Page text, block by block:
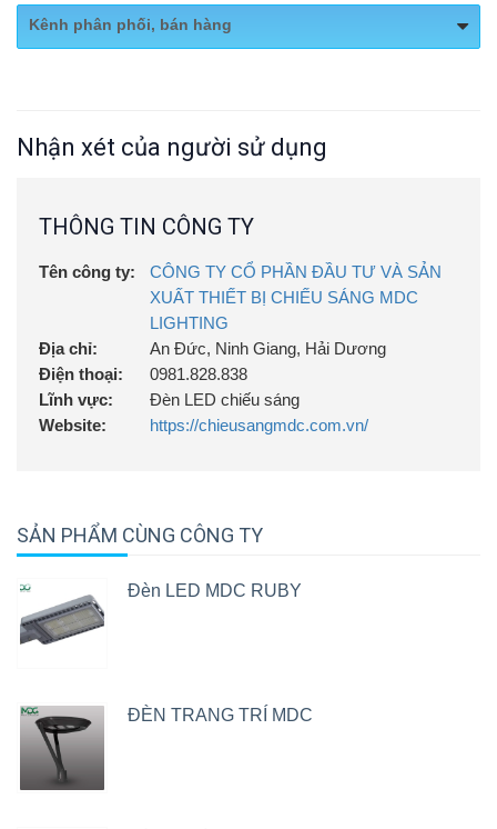
Kênh phân phối, bán hàng
Nhận xét của người sử dụng
THÔNG TIN CÔNG TY
Tên công ty:
CÔNG TY CỔ PHẦN ĐẦU TƯ VÀ SẢN
XUẤT THIẾT BỊ CHIẾU SÁNG MDC
LIGHTING
Địa chỉ:
An Đức, Ninh Giang, Hải Dương
Điện thoại:
0981.828.838
Lĩnh vực:
Đèn LED chiếu sáng
Website:
https://chieusangmdc.com.vn/
SẢN PHẨM CÙNG CÔNG TY
Đèn LED MDC RUBY
ĐÈN TRANG TRÍ MDC